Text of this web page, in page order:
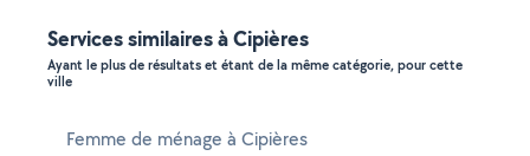
Services similaires à Cipières
Ayant le plus de résultats et étant de la même catégorie, pour cette
ville
Femme de ménage à Cipières